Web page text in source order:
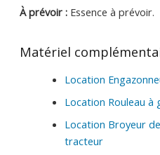
À prévoir :Essence à prévoir.
Matériel
Location
Location Rouleau à
Location Broyeur
tracteur